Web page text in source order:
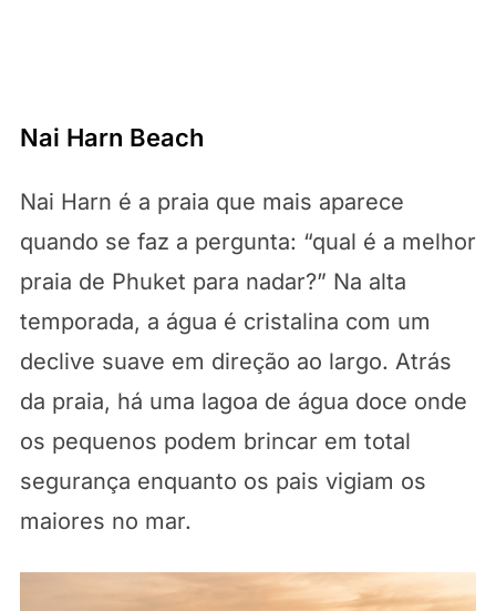
Nai Harn Beach
Nai Harn é a praia que mais aparece
quando se faz a pergunta: “qual é a melhor
praia de Phuket para nadar?” Na alta
temporada, a água é cristalina com um
declive suave em direção ao largo. Atrás
da praia, há uma lagoa de água doce onde
os pequenos podem brincar em total
segurança enquanto os pais vigiam os
maiores no mar.